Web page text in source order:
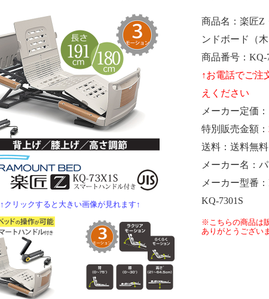
↑クリックすると大きい画像が見れます↑
商品名
楽匠Z
ンドボード（
商品番号
KQ-
メーカー定価
特別販売金額
送料
送料無料
メーカー名
メーカー型番
KQ-7301S
※こちらの商品は
ありがとうござい